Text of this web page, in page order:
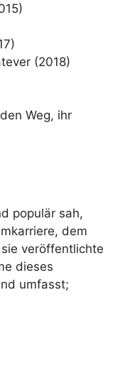
(2018)
Weg, ihr
populär sah,
dem
veröffentlichte
dieses
umfasst;